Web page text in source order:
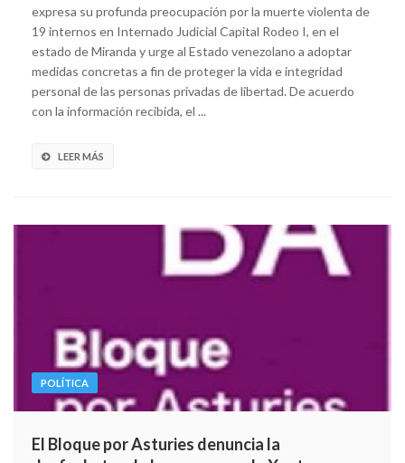
expresa su profunda preocupación por la muerte violenta de
19 internos en Internado Judicial Capital Rodeo I, en el
estado de Miranda y urge al Estado venezolano a adoptar
medidas concretas a fin de proteger la vida e integridad
personal de las personas privadas de libertad. De acuerdo
con la información recibida, el ...
LEER MÁS
POLÍTICA
El Bloque por Asturies denuncia la